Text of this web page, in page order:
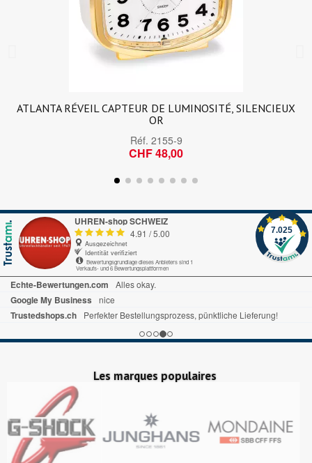
ATLANTA RÉVEIL CAPTEUR DE LUMINOSITÉ, SILENCIEUX
OR
Réf. 2155-9
CHF 48,00
UHREN-shop SCHWEIZ
4.91 /5.00
Ausgezeichnet
Identität verifiziert
Bewertungsgrundlage dieses Anbieters sind 1
Verkaufs- und 6 Bewertungsplattformen
7.025
Echte-Bewertungen.com Alles okay.
Google My Business nice
Trustedshops.ch Perfekter Bestellungsprozess, pünktliche Lieferung!
Les marques populaires